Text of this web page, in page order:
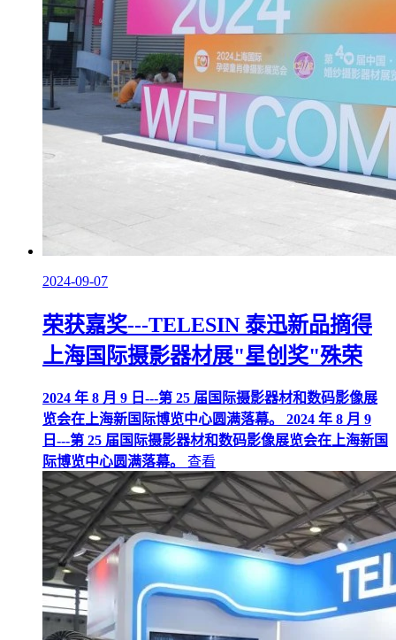
2024-09-07
荣获嘉奖---TELESIN 泰迅新品摘得
上海国际摄影器材展"星创奖"殊荣
2024 年 8 月 9 日---第 25 届国际摄影器材和数码影像展
览会在上海新国际博览中心圆满落幕。 2024 年 8 月 9
日---第 25 届国际摄影器材和数码影像展览会在上海新国
际博览中心圆满落幕。
查看